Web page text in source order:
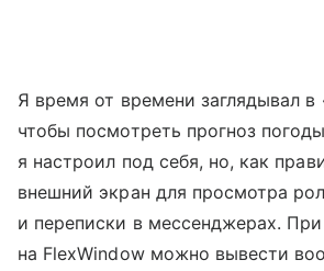
Я время от времени заглядывал
чтобы посмотреть прогноз
я настроил под себя, но, как
внешний экран для просмотра
и переписки в мессенджерах.
на FlexWindow можно вывести